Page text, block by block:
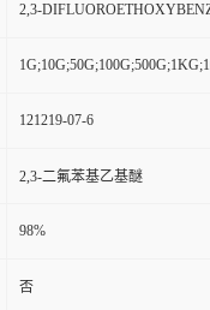
2,3-
121219-07-6
2,3-二氟苯基乙基醚
98%
否